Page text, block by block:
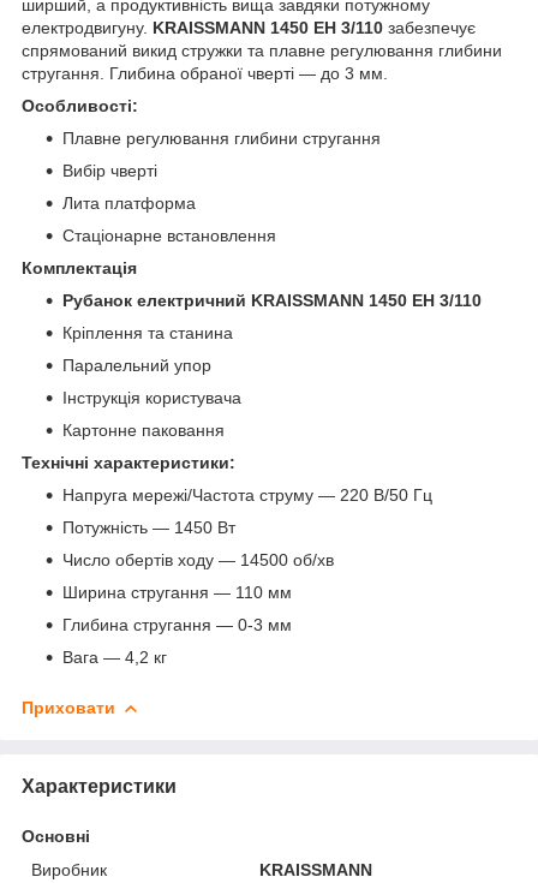
ширший, а продуктивність вища завдяки потужному
електродвигуну. KRAISSMANN 1450 EH 3/110 забезпечує
спрямований викид стружки та плавне регулювання глибини
стругання. Глибина обраної чверті — до 3 мм.
Особливості:
Плавне регулювання глибини стругання
Вибір чверті
Лита платформа
Стаціонарне встановлення
Комплектація
Рубанок електричний KRAISSMANN 1450 EH 3/110
Кріплення та станина
Паралельний упор
Інструкція користувача
Картонне паковання
Технічні характеристики:
Напруга мережі/Частота струму — 220 В/50 Гц
Потужність — 1450 Вт
Число обертів ходу — 14500 об/хв
Ширина стругання — 110 мм
Глибина стругання — 0-3 мм
Вага — 4,2 кг
Приховати
Характеристики
Основні
Виробник
KRAISSMANN